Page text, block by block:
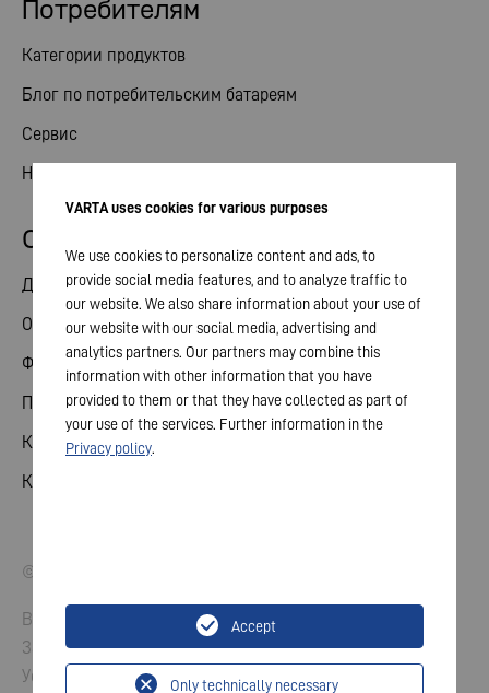
Потребителям
Категории продуктов
Блог по потребительским батареям
Сервис
Новости
Отношения с инвесторами
Делиться
Общее собрание
Финансовый календарь
Публикации
Контакты для инвесторов
Корпоративное управление
© 2026 ВАРТА АГ. Все права защищены.
Выходные данные
Защита данных
Условия и положения
VARTA uses cookies for various purposes
We use cookies to personalize content and ads, to
provide social media features, and to analyze traffic to
our website. We also share information about your use of
our website with our social media, advertising and
analytics partners. Our partners may combine this
information with other information that you have
provided to them or that they have collected as part of
your use of the services. Further information in the
Privacy policy.
Only technically necessary
Accept